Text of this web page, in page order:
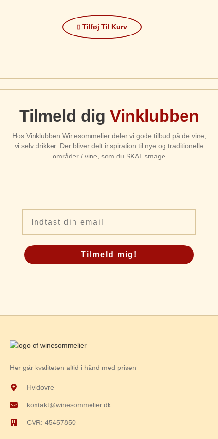
Tilføj Til Kurv
Tilmeld dig Vinklubben
Hos Vinklubben Winesommelier deler vi gode tilbud på de vine,
vi selv drikker. Der bliver delt inspiration til nye og traditionelle
områder / vine, som du SKAL smage
Tilmeld mig!
Her går kvaliteten altid i hånd med prisen
Hvidovre
kontakt@winesommelier.dk
CVR: 45457850